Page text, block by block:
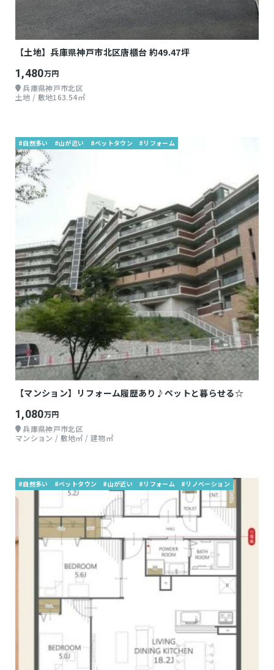
【土地】兵庫県神戸市北区唐櫃台 約49.47坪
1,480万円
兵庫県神戸市北区
土地 / 敷地163.54㎡
#自然多い #山が近い #ベットタウン #リフォーム
【マンション】リフォーム履歴あり♪ペットと暮らせる☆
1,080万円
兵庫県神戸市北区
マンション / 敷地㎡ / 建物㎡
#自然多い #ベットタウン #山が近い #リフォーム #リノベーション